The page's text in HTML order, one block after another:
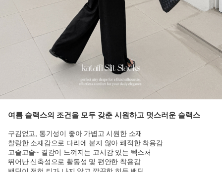
여름 슬랙스의 조건을 모두 갖춘 시원하고 멋스러운 슬랙스
구김없고, 통기성이 좋아 가볍고 시원한 소재
찰랑한 소재감으로 다리에 붙지 않아 쾌적한 착용감
고슬고슬~ 결감이 느껴지는 고시감 있는 텍스처
뛰어난 신축성으로 활동성 및 편안한 착용감